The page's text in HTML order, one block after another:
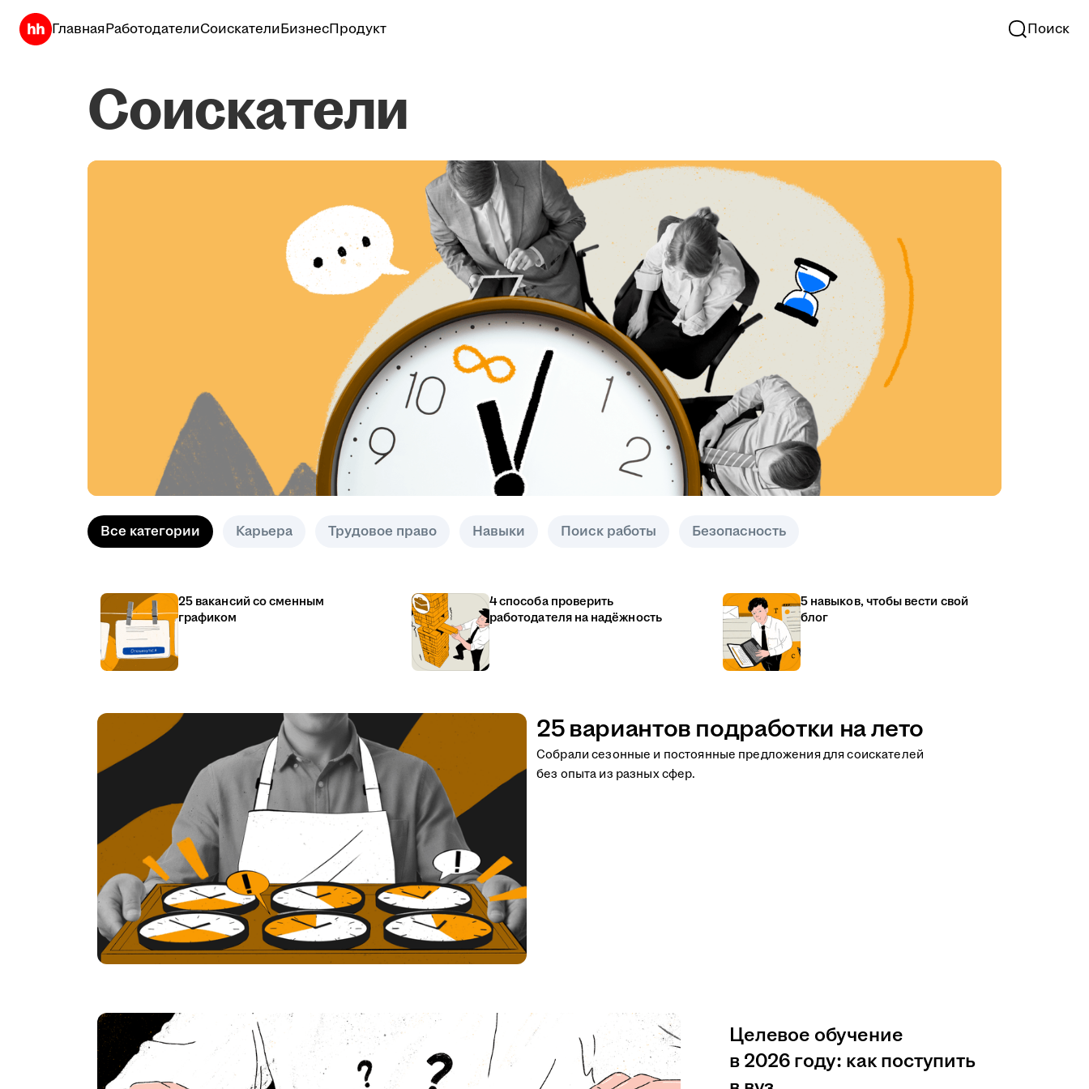
ГлавнаяРаботодателиСоискателиБизнесПродукт Поиск
Соискатели
Все категории Карьера Трудовое право Навыки Поиск работы Безопасность
25 вакансий со сменным
графиком
4 способа проверить
работодателя на надёжность
5 навыков, чтобы вести свой
блог
25 вариантов подработки на лето
Собрали сезонные и постоянные предложения для соискателей
без опыта из разных сфер.
Целевое обучение
в 2026 году: как поступить